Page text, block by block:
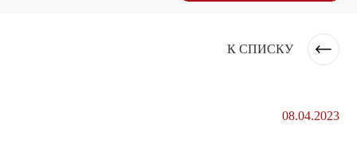
К СПИСКУ
08.04.2023